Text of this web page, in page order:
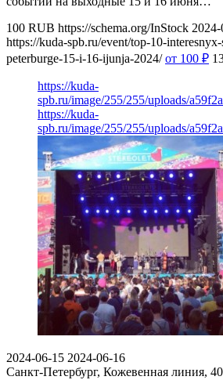
100 RUB https://schema.org/InStock
https://kuda-spb.ru/event/top-10-
peterburge-15-i-16-ijunja-2024/ от 100 ₽
https://kuda-
spb.ru/image/255/255/uploads/
https://kuda-
spb.ru/image/255/255/uploads/
2024-06-15 2024-06-16
Санкт-Петербург, Кожевенная линия, 40